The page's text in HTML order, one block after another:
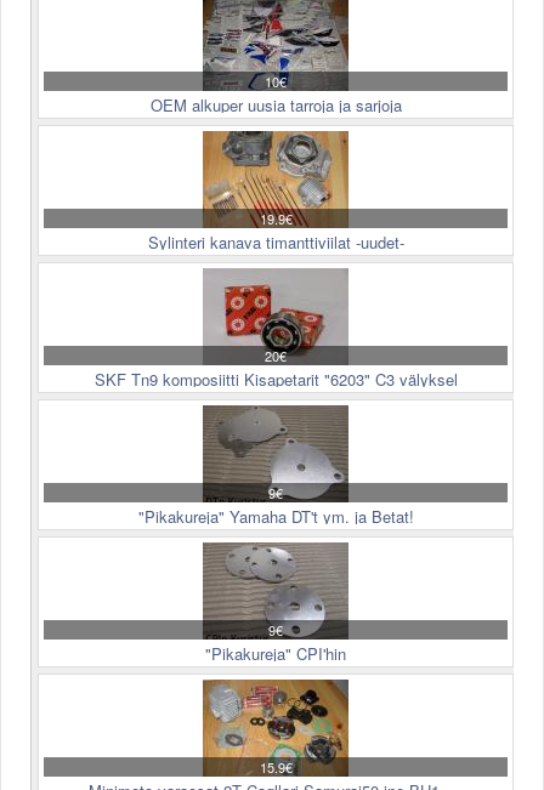
10€
OEM alkuper uusia tarroja ja sarjoja
19.9€
Sylinteri kanava timanttiviilat -uudet-
20€
SKF Tn9 komposiitti Kisapetarit "6203" C3 välyksel
9€
"Pikakureja" Yamaha DT't ym. ja Betat!
9€
"Pikakureja" CPI'hin
15.9€